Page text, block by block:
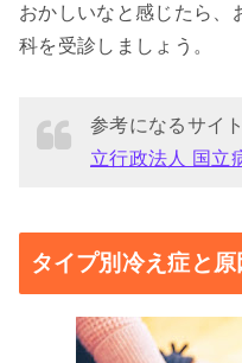
おかしいなと感じたら、
科を受診しましょう。
参考になるサイト
立行政法人 国立
タイプ別冷え症と